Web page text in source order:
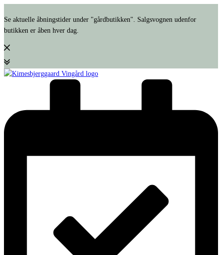
Se aktuelle åbningstider under "gårdbutikken". Salgsvognen udenfor
butikken er åben hver dag.